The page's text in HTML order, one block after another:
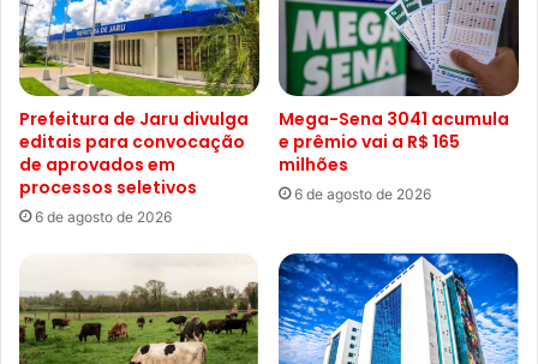
Prefeitura de Jaru divulga
editais para convocação
de aprovados em
processos seletivos
6 de agosto de 2026
Mega-Sena 3041 acumula
e prêmio vai a R$ 165
milhões
6 de agosto de 2026